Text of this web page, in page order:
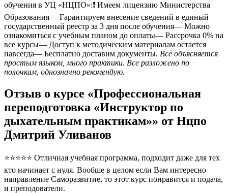
обучения в УЦ «НЦПО»:❗️ Имеем лицензию Министерства
Образования— Гарантируем внесение сведений в единый
государственный реестр за 3 дня после обучения— Можно
ознакомиться с учебным планом до оплаты— Рассрочка 0% на
все курсы— Доступ к методическим материалам остается
навсегда— Бесплатно доставим документы. Всё объясняется
простым языком, много практики. Все разложено по
полочкам, однозначно рекомендую.
Отзыв о курсе «Профессиональная
переподготовка «Инструктор по
дыхательным практикам»» от Нцпо
Дмитрий Уливанов
⭐⭐⭐⭐⭐ Отличная учебная программа, подходит даже для тех
кто начинает с нуля. Вообше в целом если Вам интересно
направление Саморазвитие, то этот курс понравится и подача,
и преподователи.